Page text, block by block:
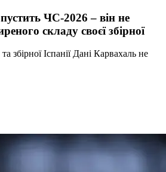
ЧС-2026 – він не
складу своєї збірної
збірної Іспанії Дані Карвахаль не